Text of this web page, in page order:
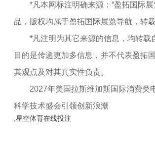
*凡本网标注明确来源：“盈拓国际展
品，版权均属于盈拓国际展览导航，转载
*凡注明为其它来源的信息，均转载
目的是传递更加多信息，并不代表盈拓
其观点及对其真实性负责。
2027年美国拉斯维加斯国际消费类
科学技术盛会引领创新浪潮
,星空体育在线投注